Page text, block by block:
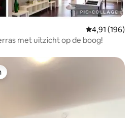
Gemiddelde
4,91 (196)
met uitzicht op de boog!